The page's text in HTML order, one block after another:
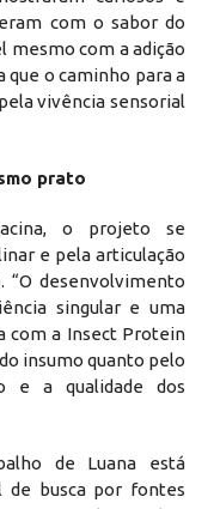
com o sabor do
mesmo com a adição
que o caminho para a
vivência sensorial
prato
o projeto se
e pela articulação
“O desenvolvimento
singular e uma
com a Insect Protein
insumo quanto pelo
e a qualidade dos
de Luana está
de busca por fontes